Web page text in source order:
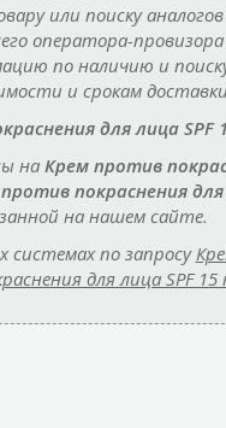
или поиску
оператора-
по наличию и
и срокам
для лица SPF
на Крем против
покраснения для
на нашем сайте.
по запросу
для лица SPF 15